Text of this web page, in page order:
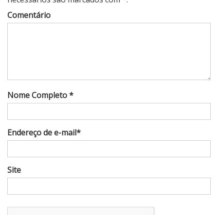
Comentário
Nome Completo *
Endereço de e-mail*
Site